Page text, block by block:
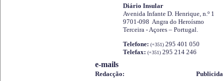
Diário Insular
Avenida Infante D. Henrique, n.º 1
9701-098 Angra do Heroísmo
Terceira - Açores – Portugal.
Telefone: (+351) 295 401 050
Telefax: (+351) 295 214 246
e-mails
Redacção: